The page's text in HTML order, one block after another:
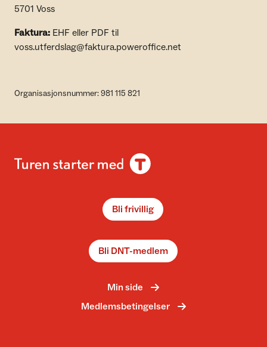
5701 Voss
Faktura: EHF eller PDF til
voss.utferdslag@faktura.poweroffice.net
Organisasjonsnummer: 981 115 821
Bli frivillig
Bli DNT-medlem
Min side
Medlemsbetingelser